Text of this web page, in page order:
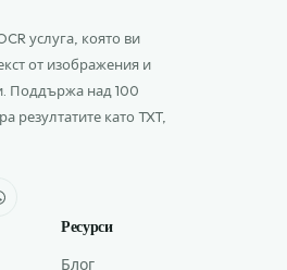
услуга, която ви
от изображения и
Поддържа над 100
резултатите като TXT,
Ресурси
Блог